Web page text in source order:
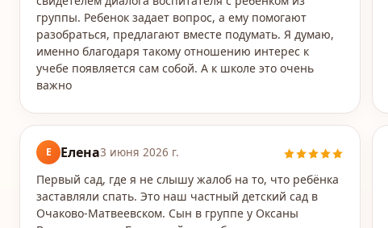
группы. Ребенок задает вопрос, а ему помогают
разобраться, предлагают вместе подумать. Я думаю,
именно благодаря такому отношению интерес к
учебе появляется сам собой. А к школе это очень
важно
Е Елена3 июня 2026 г.
Первый сад, где я не слышу жалоб на то, что ребёнка
заставляли спать. Это наш частный детский сад в
Очаково-Матвеевском. Сын в группе у Оксаны